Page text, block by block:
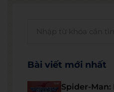
Bài viết mới nhất
Spider-Man: